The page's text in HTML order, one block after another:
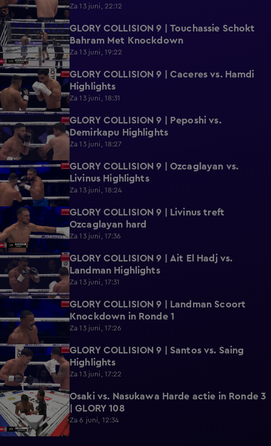
Za 13 juni, 22:12
0:24
GLORY COLLISION 9 | Touchassie Schokt
Bahram Met Knockdown
Za 13 juni, 19:22
0:52
GLORY COLLISION 9 | Caceres vs. Hamdi
Highlights
Za 13 juni, 18:31
0:58
GLORY COLLISION 9 | Peposhi vs.
Demirkapu Highlights
Za 13 juni, 18:27
0:49
GLORY COLLISION 9 | Ozcaglayan vs.
Livinus Highlights
Za 13 juni, 18:24
0:39
GLORY COLLISION 9 | Livinus treft
Ozcaglayan hard
Za 13 juni, 17:36
1:01
GLORY COLLISION 9 | Ait El Hadj vs.
Landman Highlights
Za 13 juni, 17:31
GLORY COLLISION 9 | Landman Scoort
Knockdown in Ronde 1
Za 13 juni, 17:26
0:50
GLORY COLLISION 9 | Santos vs. Saing
Highlights
Za 13 juni, 17:22
0:24
Osaki vs. Nasukawa Harde actie in Ronde 3
| GLORY 108
Za 6 juni, 12:34